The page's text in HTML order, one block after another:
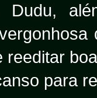
Dudu,
reeditar
para